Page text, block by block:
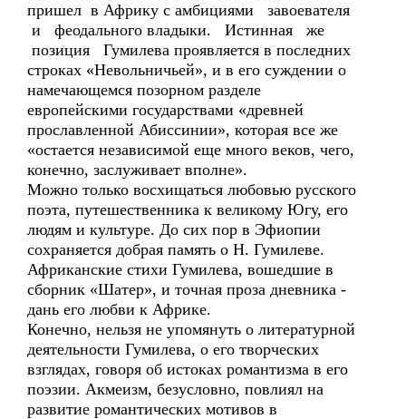
пришел в Африку с амбициями завоевателя
и феодального владыки. Истинная же
позиция Гумилева проявляется в последних
строках «Невольничьей», и в его суждении о
намечающемся позорном разделе
европейскими государствами «древней
прославленной Абиссинии», которая все же
«остается независимой еще много веков, чего,
конечно, заслуживает вполне».
Можно только восхищаться любовью русского
поэта, путешественника к великому Югу, его
людям и культуре. До сих пор в Эфиопии
сохраняется добрая память о Н. Гумилеве.
Африканские стихи Гумилева, вошедшие в
сборник «Шатер», и точная проза дневника -
дань его любви к Африке.
Конечно, нельзя не упомянуть о литературной
деятельности Гумилева, о его творческих
взглядах, говоря об истоках романтизма в его
поэзии. Акмеизм, безусловно, повлиял на
развитие романтических мотивов в